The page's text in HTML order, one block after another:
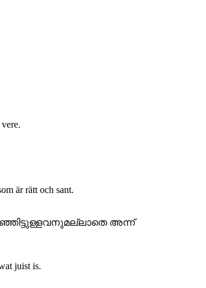
är rätt och sant.
അന്ന്
juist is.